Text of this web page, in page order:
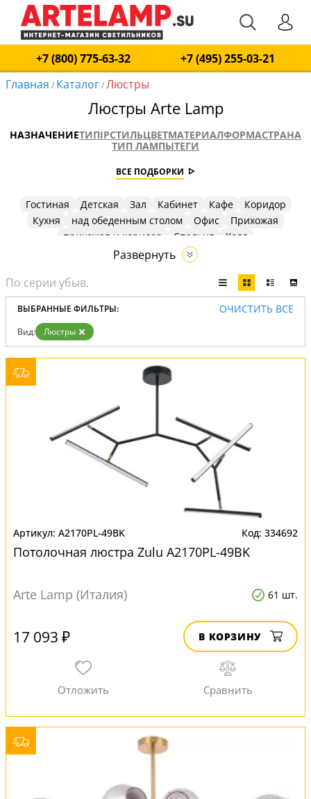
+7 (800) 775-63-32
+7 (495) 255-03-21
Главная / Каталог/Люстры
Люстры Arte Lamp
НАЗНАЧЕНИЕТИПIPСТИЛЬЦВЕТМАТЕРИАЛФОРМАСТРАНА
ТИП ЛАМПЫТЕГИ
ВСЕ ПОДБОРКИ
Гостиная Детская Зал Кабинет Кафе
Коридор
Кухня
над обеденным столом Офис
Прихожая
прихожая и коридор
Спальня Холл
Развернуть
ВЫБРАННЫЕ ФИЛЬТРЫ: ОЧИСТИТЬ ВСЕ
Вид: Люстры
A2170PL-49BK 334692
Потолочная люстра Zulu A2170PL-49BK
Arte Lamp (Италия) 61 шт.
17 093 ₽ В КОРЗИНУ